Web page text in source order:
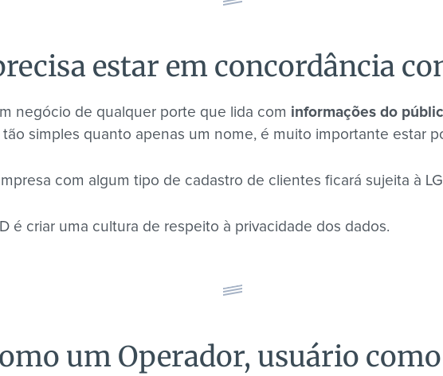
estar em concordância
negócio de qualquer porte que lida com informações do
simples quanto apenas um nome, é muito importante estar
com algum tipo de cadastro de clientes ficará sujeita à
é criar uma cultura de respeito à privacidade dos dados.
um Operador, usuário